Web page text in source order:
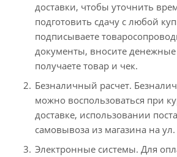
доставки, чтобы уточнить
подготовить сдачу с любой
подписываете
документы, вносите денежные
получаете товар и чек.
Безналичный расчет.
можно воспользоваться при
доставке, использовании
самовывоза из магазина на
Электронные системы. Для